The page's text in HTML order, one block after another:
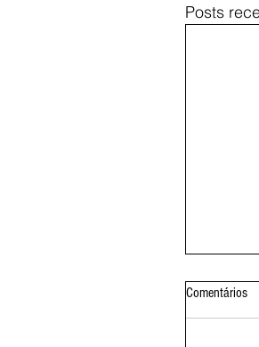
Posts
Comentários